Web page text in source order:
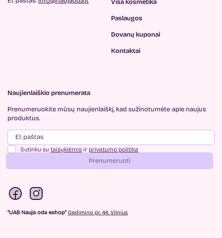
Visa kosmetika
Paslaugos
Dovanų kuponai
Kontaktai
Naujienlaiškio prenumerata
Prenumeruokite mūsų naujienlaiškį, kad sužinotumėte apie naujus
produktus.
Sutinku su taisyklėmis ir privatumo politika
Prenumeruoti
"UAB Nauja oda eshop" Gedimino pr. 44. Vilnius